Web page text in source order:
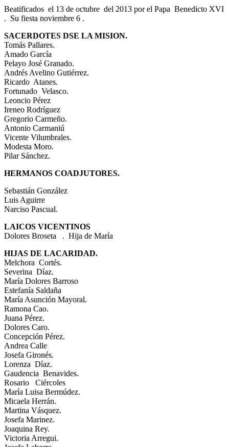
Beatificados el 13 de octubre del 2013 por el Papa Benedicto XVI
. Su fiesta noviembre 6 .
SACERDOTES DSE LA MISION.
Tomás Pallares.
Amado García
Pelayo José Granado.
Andrés Avelino Gutiérrez.
Ricardo Atanes.
Fortunado Velasco.
Leoncio Pérez
Ireneo Rodríguez
Gregorio Carmeño.
Antonio Carmaniú
Vicente Vilumbrales.
Modesta Moro.
Pilar Sánchez.
HERMANOS COADJUTORES.
Sebastián González
Luis Aguirre
Narciso Pascual.
LAICOS VICENTINOS
Dolores Broseta . Hija de María
HIJAS DE LACARIDAD.
Melchora Cortés.
Severina Díaz.
María Dolores Barroso
Estefanía Saldaña
María Asunción Mayoral.
Ramona Cao.
Juana Pérez.
Dolores Caro.
Concepción Pérez.
Andrea Calle
Josefa Gironés.
Lorenza Díaz.
Gaudencia Benavides.
Rosario Ciércoles
María Luisa Bermúdez.
Micaela Herrán.
Martina Vásquez.
Josefa Marinez.
Joaquina Rey.
Victoria Arregui.